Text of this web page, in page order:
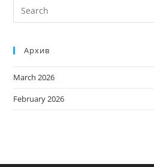
Архив
March 2026
February 2026